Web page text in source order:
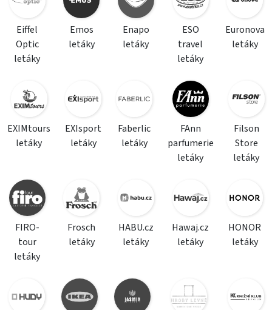
Eiffel
Optic
letáky
Emos
letáky
Enapo
letáky
ESO
travel
letáky
Euronova
letáky
EXIMtours
letáky
EXIsport
letáky
Faberlic
letáky
FAnn
parfumerie
letáky
Filson
Store
letáky
FIRO-
tour
letáky
Frosch
letáky
HABU.cz
letáky
Hawaj.cz
letáky
HONOR
letáky